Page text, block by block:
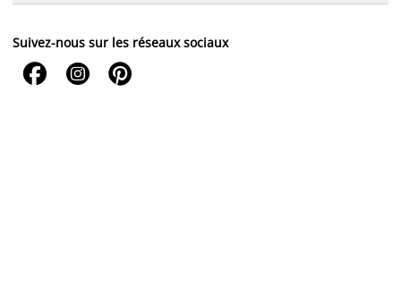
Suivez-nous sur les réseaux sociaux
  